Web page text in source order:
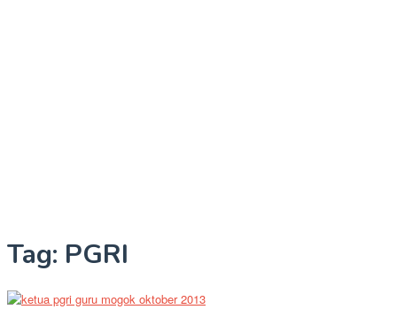
Tag: PGRI